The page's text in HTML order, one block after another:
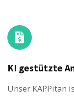
KI gestützte
Unser KAPPitän